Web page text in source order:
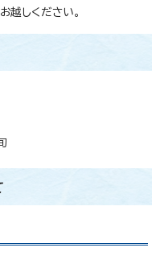
越しください。